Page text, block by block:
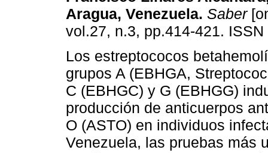
Aragua, Venezuela. Saber
vol.27, n.3, pp.414-421.
Los estreptococos
grupos A (EBHGA,
C (EBHGC) y G (EBHGG)
producción de anticuerpos
O (ASTO) en individuos
Venezuela, las pruebas más